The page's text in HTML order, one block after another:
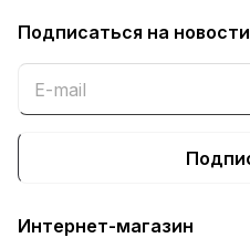
Подписаться на
Интернет-магазин